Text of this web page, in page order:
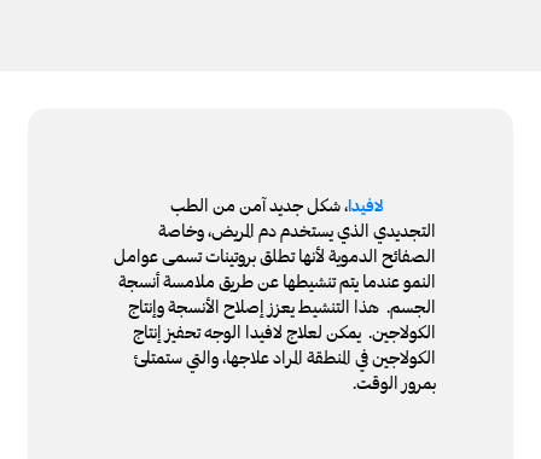
لافيدا، شكل جديد آمن من الطب
التجديدي الذي يستخدم دم المريض، وخاصة
الصفائح الدموية لأنها تطلق بروتينات تسمى عوامل
النمو عندما يتم تنشيطها عن طريق ملامسة أنسجة
الجسم. هذا التنشيط يعزز إصلاح الأنسجة وإنتاج
الكولاجين. يمكن لعلاج لافيدا الوجه تحفيز إنتاج
الكولاجين في المنطقة المراد علاجها، والتي ستمتلئ
بمرور الوقت.